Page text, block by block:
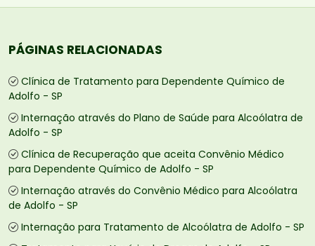
PÁGINAS RELACIONADAS
Clínica de Tratamento para Dependente Químico de
Adolfo - SP
Internação através do Plano de Saúde para Alcoólatra de
Adolfo - SP
Clínica de Recuperação que aceita Convênio Médico
para Dependente Químico de Adolfo - SP
Internação através do Convênio Médico para Alcoólatra
de Adolfo - SP
Internação para Tratamento de Alcoólatra de Adolfo - SP